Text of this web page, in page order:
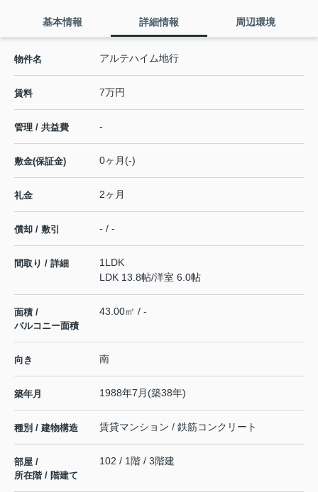
基本情報 詳細情報 周辺環境
物件名 アルテハイム地行
賃料 7万円
管理 / 共益費 -
敷金(保証金) 0ヶ月(-)
礼金 2ヶ月
償却 / 敷引 - / -
間取り / 詳細
1LDK
LDK 13.8帖/洋室 6.0帖
面積 /
バルコニー面積
43.00㎡ / -
向き 南
築年月 1988年7月(築38年)
種別 / 建物構造 賃貸マンション / 鉄筋コンクリート
部屋 /
所在階 / 階建て
102 / 1階 / 3階建